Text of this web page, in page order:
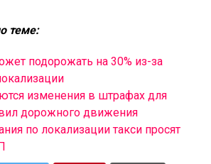
теме:
подорожать на 30% из-за
изменения в штрафах для
дорожного движения
по локализации такси просят